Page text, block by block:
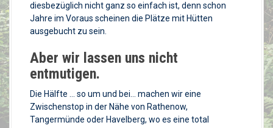
diesbezüglich nicht ganz so einfach ist, denn schon
Jahre im Voraus scheinen die Plätze mit Hütten
ausgebucht zu sein.
Aber wir lassen uns nicht
entmutigen.
Die Hälfte … so um und bei… machen wir eine
Zwischenstop in der Nähe von Rathenow,
Tangermünde oder Havelberg, wo es eine total